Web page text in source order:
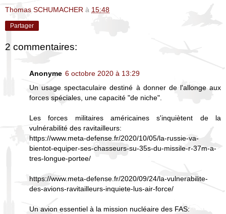
Thomas SCHUMACHER à 15:48
Partager
2 commentaires:
Anonyme 6 octobre 2020 à 13:29
Un usage spectaculaire destiné à donner de l'allonge aux
forces spéciales, une capacité "de niche".
Les forces militaires américaines s'inquiètent de la
vulnérabilité des ravitailleurs:
https://www.meta-defense.fr/2020/10/05/la-russie-va-
bientot-equiper-ses-chasseurs-su-35s-du-missile-r-37m-a-
tres-longue-portee/
https://www.meta-defense.fr/2020/09/24/la-vulnerabilite-
des-avions-ravitailleurs-inquiete-lus-air-force/
Un avion essentiel à la mission nucléaire des FAS: